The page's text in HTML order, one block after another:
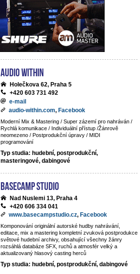
Audio Within
Holečkova 62, Praha 5
+420 603 731 492
e-mail
audio-within.com, Facebook
Moderní Mix & Mastering / Super zázemí pro nahráván /
Rychlá komunikace / Individuální přístup /Žánrově
neomezeno / Postprodukční úpravy / MIDI
programování
Typ studia: hudební, postprodukční,
masteringové, dabingové
BaseCamp studio
Nad Nuslemi 13, Praha 4
+420 606 334 041
www.basecampstudio.cz, Facebook
Komponování originální autorské hudby nahrávání,
editace, mix a mastering kompletní zvuková postprodukce
světové hudební archivy, obsahující všechny žánry
rozsáhlá databáze SFX, ruchů a atmosfér velký a
aktualizovaný hlasový casting herců
Typ studia: hudební, postprodukční, dabingové